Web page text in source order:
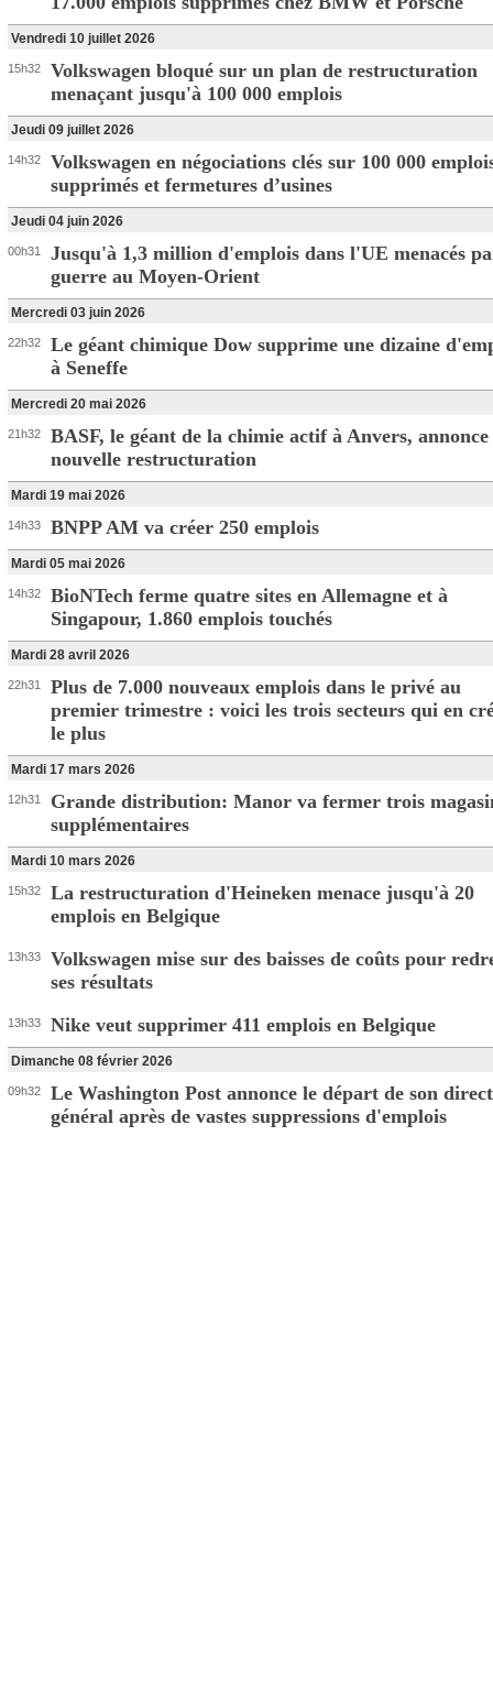
Vendredi 10 juillet 2026
15h32
Volkswagen bloqué sur un plan de restructuration
menaçant jusqu'à 100 000 emplois
Jeudi 09 juillet 2026
14h32
Volkswagen en négociations clés sur 100 000
supprimés et fermetures d’usines
Jeudi 04 juin 2026
00h31
Jusqu'à 1,3 million d'emplois dans l'UE menacés
guerre au Moyen-Orient
Mercredi 03 juin 2026
22h32
Le géant chimique Dow supprime une dizaine
à Seneffe
Mercredi 20 mai 2026
21h32
BASF, le géant de la chimie actif à Anvers, annonce
nouvelle restructuration
Mardi 19 mai 2026
14h33 BNPP AM va créer 250 emplois
Mardi 05 mai 2026
14h32
BioNTech ferme quatre sites en Allemagne et à
Singapour, 1.860 emplois touchés
Mardi 28 avril 2026
22h31
Plus de 7.000 nouveaux emplois dans le privé au
premier trimestre : voici les trois secteurs qui en
le plus
Mardi 17 mars 2026
12h31
Grande distribution: Manor va fermer trois
supplémentaires
Mardi 10 mars 2026
15h32
La restructuration d'Heineken menace jusqu'à 20
emplois en Belgique
13h33
Volkswagen mise sur des baisses de coûts pour
ses résultats
13h33 Nike veut supprimer 411 emplois en Belgique
Dimanche 08 février 2026
09h32
Le Washington Post annonce le départ de son
général après de vastes suppressions d'emplois